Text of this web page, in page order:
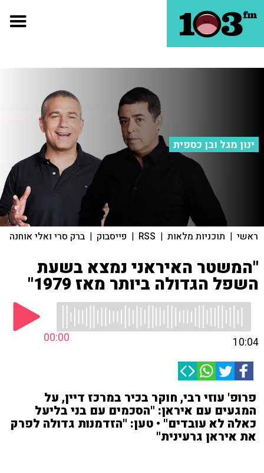
ינון מגל ובן כספית
ראשי | תוכניות מלאות |
RSS
| פייסבוק | ברק סרי ואלי אוחנה
"המשטר האיראני נמצא בשעת
השפל הגדולה ביותר מאז 1979"
00:00 10:04
פרופ' עוזי רבי, חוקר בכיר במרכז דיין, על
המגעים עם איראן: "הסכמים עם בני בליעל
כאלה לא עובדים" • טען: "הזדמנות גדולה לפרק
את איראן גרעינית"